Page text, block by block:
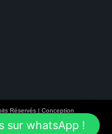
Réservés | Conception
sur whatsApp !